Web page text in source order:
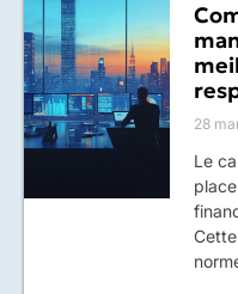
28
Le